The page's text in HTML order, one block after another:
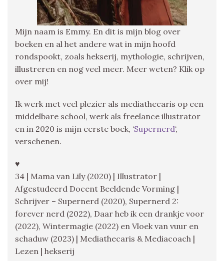
Mijn naam is Emmy. En dit is mijn blog over
boeken en al het andere wat in mijn hoofd
rondspookt, zoals hekserij, mythologie, schrijven,
illustreren en nog veel meer. Meer weten? Klik op
over mij!
Ik werk met veel plezier als mediathecaris op een
middelbare school, werk als freelance illustrator
en in 2020 is mijn eerste boek, ‘Supernerd‘,
verschenen.
♥
34 | Mama van Lily (2020) | Illustrator |
Afgestudeerd Docent Beeldende Vorming |
Schrijver – Supernerd (2020), Supernerd 2:
forever nerd (2022), Daar heb ik een drankje voor
(2022), Wintermagie (2022) en Vloek van vuur en
schaduw (2023) | Mediathecaris & Mediacoach |
Lezen | hekserij